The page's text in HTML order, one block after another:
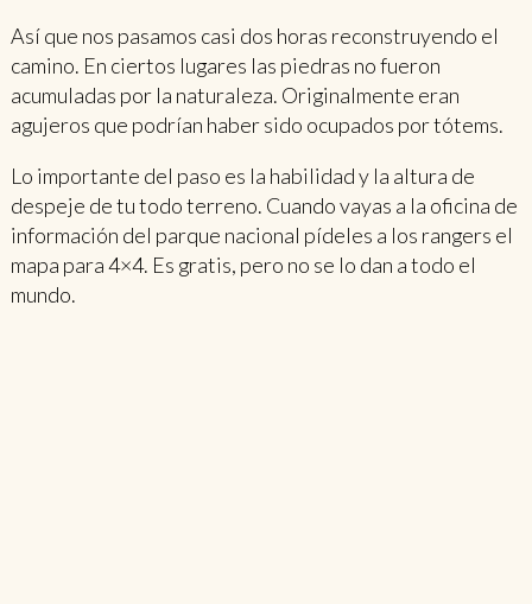
Así que nos pasamos casi dos horas reconstruyendo el
camino. En ciertos lugares las piedras no fueron
acumuladas por la naturaleza. Originalmente eran
agujeros que podrían haber sido ocupados por tótems.
Lo importante del paso es la habilidad y la altura de
despeje de tu todo terreno. Cuando vayas a la oficina de
información del parque nacional pídeles a los rangers el
mapa para 4×4. Es gratis, pero no se lo dan a todo el
mundo.